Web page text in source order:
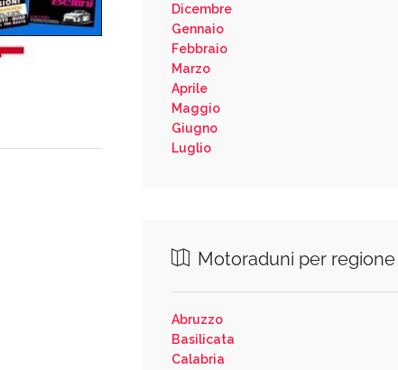
Dicembre
Gennaio
Febbraio
Marzo
Aprile
Maggio
Giugno
Luglio
Motoraduni per regione
Abruzzo
Basilicata
Calabria